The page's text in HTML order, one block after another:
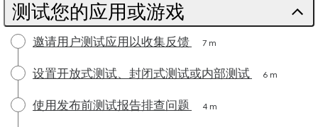
测试您的应用或游戏
邀请用户测试应用以收集反馈 7 m
设置开放式测试、封闭式测试或内部测试 6 m
使用发布前测试报告排查问题 4 m